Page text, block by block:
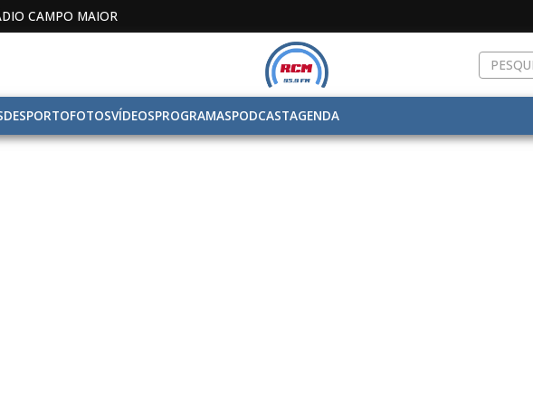
CAMPO MAIOR
DESPORTOFOTOSVÍDEOSPROGRAMASPODCASTAGENDA